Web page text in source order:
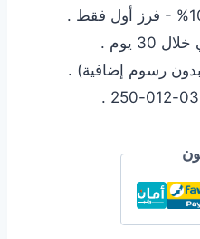
يوم .
رسوم إضافية) .